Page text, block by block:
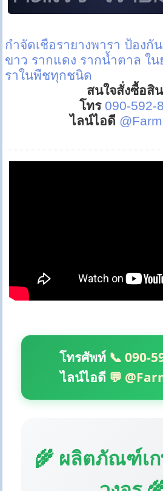
กำจัดเชือรายางพารา ป้องกั
ขาว รากแดง รากน้ำตาล ใน
ราในพืชทุกชนิด
สนใจสั่งซื้อสิ
โทร 090-592-
ไลน์ไอดี
โทรศัพท์ 📞 090-
ไลน์ไอดี 💬
🌾 ผลิตภัณฑ์เ